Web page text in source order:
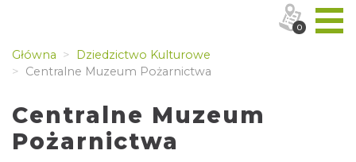
Główna
Dziedzictwo Kulturowe
Centralne Muzeum Pożarnictwa
Centralne Muzeum
Pożarnictwa
0